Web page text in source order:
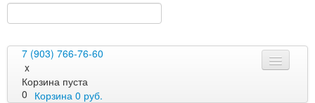
7 (903) 766-76-60
x
Корзина пуста
0 Корзина 0 руб.